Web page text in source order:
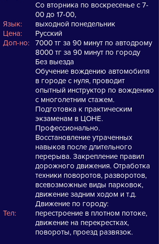
Со вторника по воскресенье с 7-
00 до 17-00,
выходной понедельник
Русский
7000 тг за 90 минут по автодрому
8000 тг за 90 минут по городу
Без выезда
Обучение вождению автомобиля
в городе с нуля, проводит
опытный инструктор по вождению
с многолетним стажем.
Подготовка к практическим
экзаменам в ЦОНЕ.
Профессионально.
Восстановление утраченных
навыков после длительного
перерыва. Закрепление правил
дорожного движения. Отработка
техники поворотов, разворотов,
всевозможные виды парковок,
движение задним ходом и т.д.
Движение по городу:
перестроение в плотном потоке,
движение на перекрестках,
повороты, проезд развязок.
Язык:
Цена:
Доп-но:
Тел: